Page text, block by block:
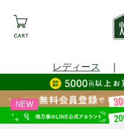
レディース ｜
NEW